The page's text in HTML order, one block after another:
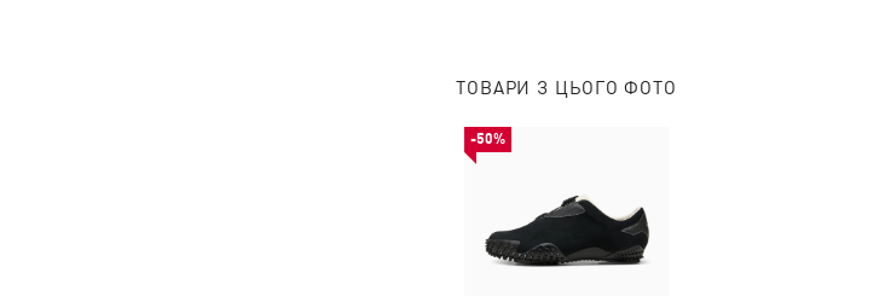
ТОВАРИ З ЦЬОГО ФОТО
-50%